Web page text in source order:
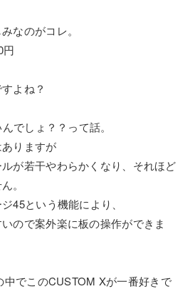
なのがコレ。
円
よね？
でしょ？？って話。
りますが
が若干やわらかくなり、それほど
。
45という機能により、
ので案外楽に板の操作ができま
でこのCUSTOM Xが一番好きで